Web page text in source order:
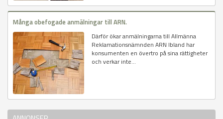
Många obefogade anmälningar till ARN.
Därför ökar anmälningarna till Allmänna
Reklamationsnämnden ARN Ibland har
konsumenten en övertro på sina rättigheter
och verkar inte...